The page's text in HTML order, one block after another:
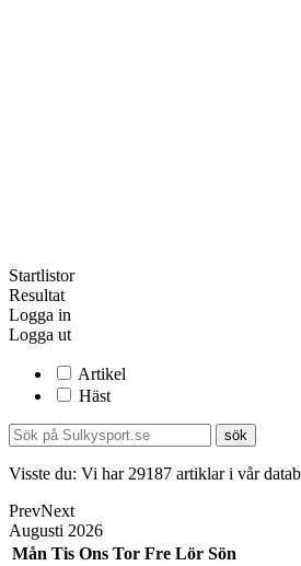
Startlistor
Resultat
Logga in
Logga ut
Artikel
Häst
Visste du: Vi har 29187 artiklar i vår
PrevNext
Augusti 2026
Mån Tis Ons Tor Fre Lör Sön